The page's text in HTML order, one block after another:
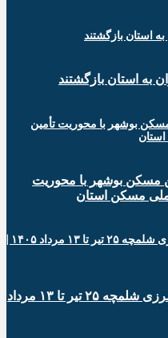
مسکن بوشهر با محوریت
مسکن استان
اطلاع‌نگاشت| تردد مسافر از پایانه‌ مرزی شلمچه ۲۵ تیر تا ۱۳ مرداد